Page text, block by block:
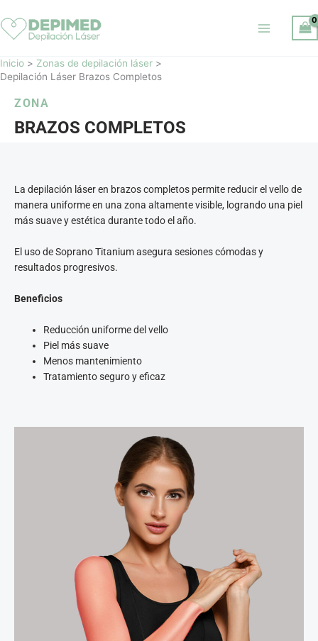
al
contenido
Inicio
Zonas de depilación láser
Depilación Láser Brazos Completos
ZONA
BRAZOS COMPLETOS
La depilación láser en brazos completos permite reducir el vello de
manera uniforme en una zona altamente visible, logrando una piel
más suave y estética durante todo el año.
El uso de Soprano Titanium asegura sesiones cómodas y
resultados progresivos.
Beneficios
Reducción uniforme del vello
Piel más suave
Menos mantenimiento
Tratamiento seguro y eficaz